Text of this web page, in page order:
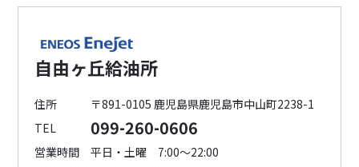
自由ヶ丘給油所
住所
〒891-0105 鹿児島県鹿児島市中山町2238-1
TEL
099-260-0606
営業時間
平日・土曜 7:00～22:00